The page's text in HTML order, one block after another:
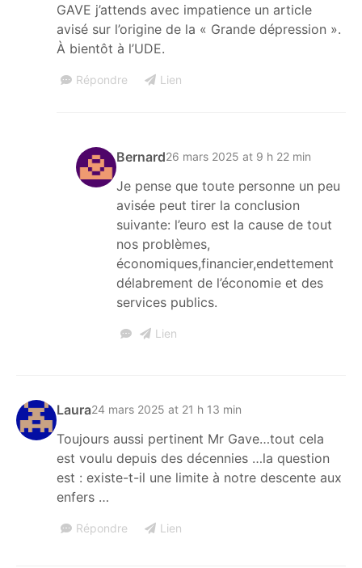
GAVE j’attends avec impatience un article
avisé sur l’origine de la « Grande dépression ».
À bientôt à l’UDE.
Répondre Lien
Bernard26 mars 2025 at 9 h 22 min
Je pense que toute personne un peu
avisée peut tirer la conclusion
suivante: l’euro est la cause de tout
nos problèmes,
économiques,financier,endettement
délabrement de l’économie et des
services publics.
Lien
Laura24 mars 2025 at 21 h 13 min
Toujours aussi pertinent Mr Gave…tout cela
est voulu depuis des décennies …la question
est : existe-t-il une limite à notre descente aux
enfers …
Répondre Lien